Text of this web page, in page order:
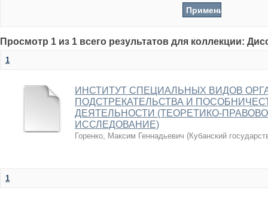
Просмотр 1 из 1 всего результатов для коллекции:
1
ИНСТИТУТ СПЕЦИАЛЬНЫХ ВИДОВ
ПОДСТРЕКАТЕЛЬСТВА И
ДЕЯТЕЛЬНОСТИ (ТЕОРЕТИКО-
ИССЛЕДОВАНИЕ)
Горенко, Максим Геннадьевич (Кубанский
1